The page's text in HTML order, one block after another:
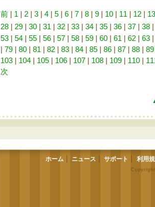
前 1 2 3 4 5 6 7 8 9 10 11 12
13
28
29 30 31 32 33 34 35 36 37 38
53
54 55 56 57 58 59 60 61 62 63
79 80 81 82 83 84 85 86 87 88 89
103
104 105 106 107 108 109 110
次
ホーム ニュース サポート 利用